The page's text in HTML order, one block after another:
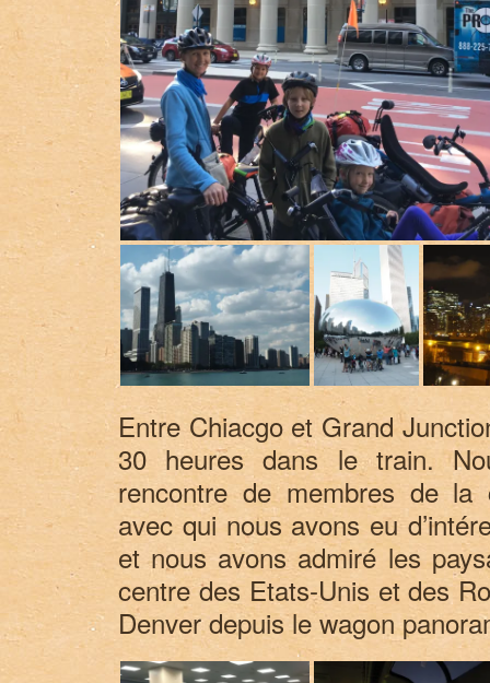
Entre Chiacgo et Grand
30 heures dans le train.
rencontre de membres de la
avec qui nous avons eu
et nous avons admiré les
centre des Etats-Unis et des
Denver depuis le wagon